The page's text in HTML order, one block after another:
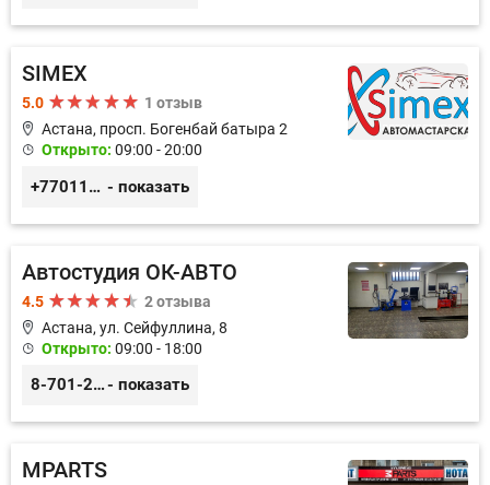
SIMEX
5.0
1 отзыв
Астана, просп. Богенбай батыра 2
Открыто: 09:00 - 20:00
+77011248780 - показать
Автостудия ОК-АВТО
4.5
2 отзыва
Астана, ул. Сейфуллина, 8
Открыто: 09:00 - 18:00
8-701-250-88-00- показать
MPARTS